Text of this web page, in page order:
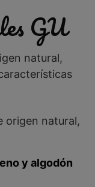
GU
natural,
origen natural,
y algodón